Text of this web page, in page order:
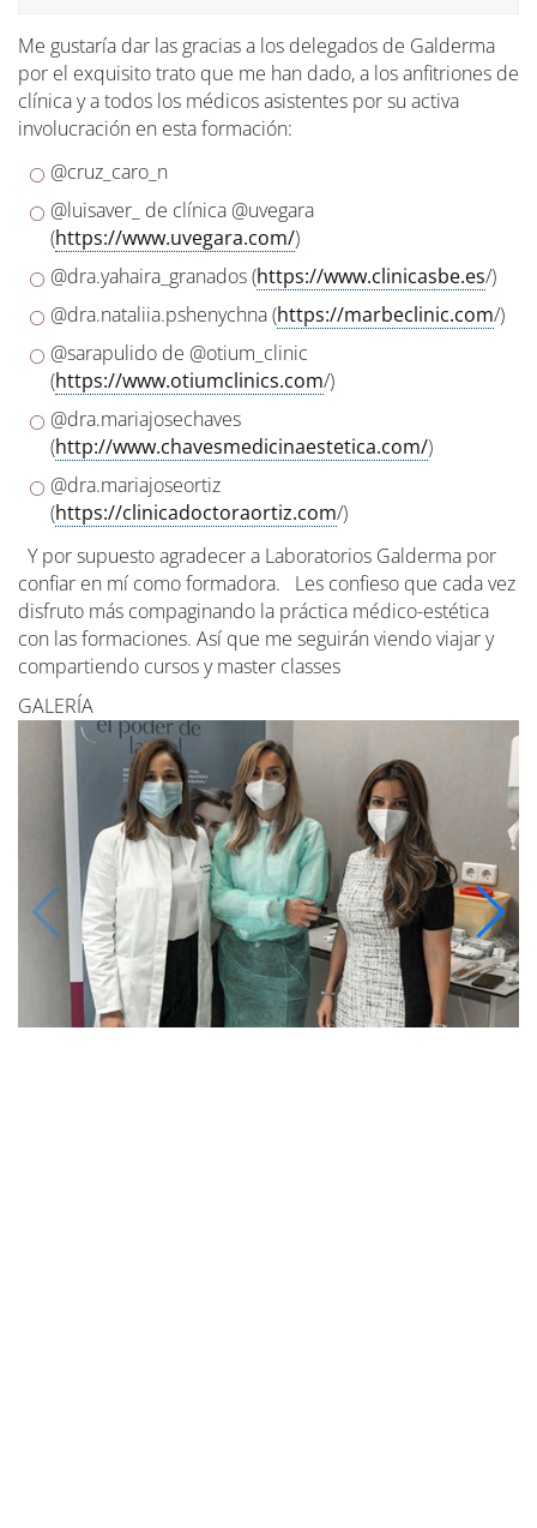
Me gustaría dar las gracias a los delegados de Galderma
por el exquisito trato que me han dado, a los anfitriones de
clínica y a todos los médicos asistentes por su activa
involucración en esta formación:
@cruz_caro_n
@luisaver_ de clínica @uvegara
(https://www.uvegara.com/)
@dra.yahaira_granados (https://www.clinicasbe.es/)
@dra.nataliia.pshenychna (https://marbeclinic.com/)
@sarapulido de @otium_clinic
(https://www.otiumclinics.com/)
@dra.mariajosechaves
(http://www.chavesmedicinaestetica.com/)
@dra.mariajoseortiz
(https://clinicadoctoraortiz.com/)
Y por supuesto agradecer a Laboratorios Galderma por
confiar en mí como formadora.
Les confieso que cada vez
disfruto más compaginando la práctica médico-estética
con las formaciones. Así que me seguirán viendo viajar y
compartiendo cursos y master classes
GALERÍA